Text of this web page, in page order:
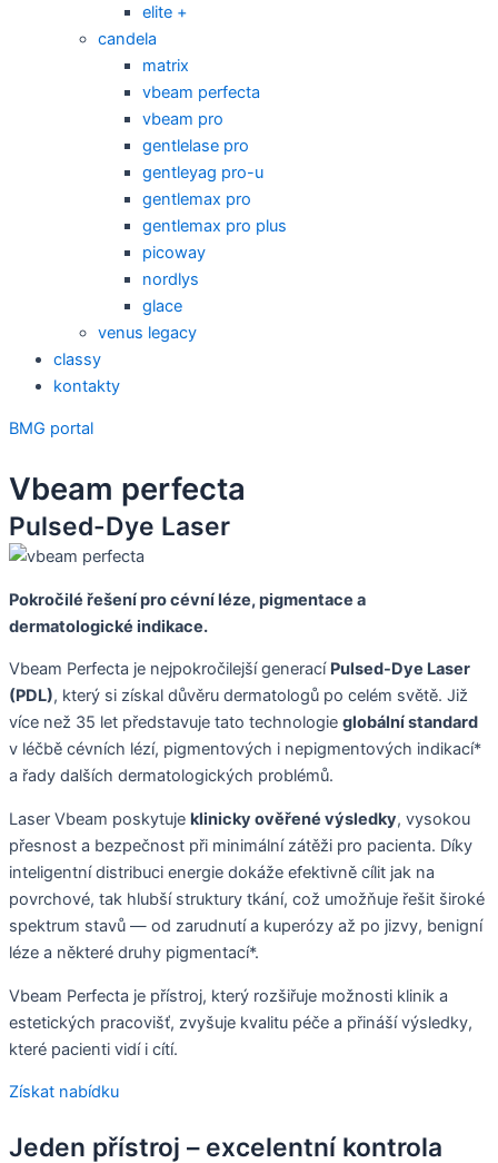
elite +
candela
matrix
vbeam perfecta
vbeam pro
gentlelase pro
gentleyag pro-u
gentlemax pro
gentlemax pro plus
picoway
nordlys
glace
venus legacy
classy
kontakty
BMG portal
Vbeam perfecta
Pulsed-Dye Laser
Pokročilé řešení pro cévní léze, pigmentace a
dermatologické indikace.
Vbeam Perfecta je nejpokročilejší generací Pulsed-Dye Laser
(PDL), který si získal důvěru dermatologů po celém světě. Již
více než 35 let představuje tato technologie globální standard
v léčbě cévních lézí, pigmentových i nepigmentových indikací*
a řady dalších dermatologických problémů.
Laser Vbeam poskytuje klinicky ověřené výsledky, vysokou
přesnost a bezpečnost při minimální zátěži pro pacienta. Díky
inteligentní distribuci energie dokáže efektivně cílit jak na
povrchové, tak hlubší struktury tkání, což umožňuje řešit široké
spektrum stavů — od zarudnutí a kuperózy až po jizvy, benigní
léze a některé druhy pigmentací*.
Vbeam Perfecta je přístroj, který rozšiřuje možnosti klinik a
estetických pracovišť, zvyšuje kvalitu péče a přináší výsledky,
které pacienti vidí i cítí.
Získat nabídku
Jeden přístroj – excelentní kontrola